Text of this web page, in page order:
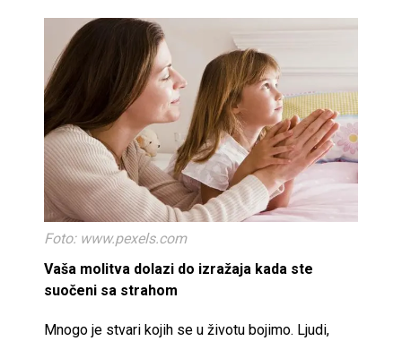
Foto: www.pexels.com
Vaša molitva dolazi do izražaja kada ste
suočeni sa strahom
Mnogo je stvari kojih se u životu bojimo. Ljudi,